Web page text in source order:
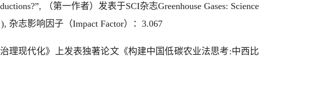
（第一作者）发表于SCI杂志Greenhouse Gases: Science
), 杂志影响因子（Impact Factor）：3.067
理现代化》上发表独著论文《构建中国低碳农业法思考:中西比